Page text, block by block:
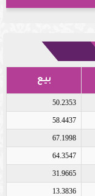
بيع
50.2353
58.4437
67.1998
64.3547
31.9665
13.3836